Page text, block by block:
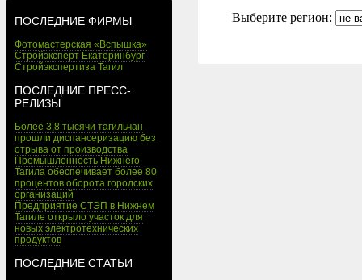
ПОСЛЕДНИЕ ФИРМЫ
Фотомастерская «Вспышка»
Стройэксперт Екатеринбург
Стройэкспертиза Тагил
ПОСЛЕДНИЕ ПРЕСС-
РЕЛИЗЫ
Более 3,8 тысячи тагильчан
прошли диспансеризацию без
отрыва от производства
Промышленность Нижнего
Тагила обеспечивает более 80
процентов оборота городских
организаций
Предприятие СТЭП в Нижнем
Тагиле открыло участок для
новых электротехнических
продуктов
ПОСЛЕДНИЕ СТАТЬИ
Выберите регион: